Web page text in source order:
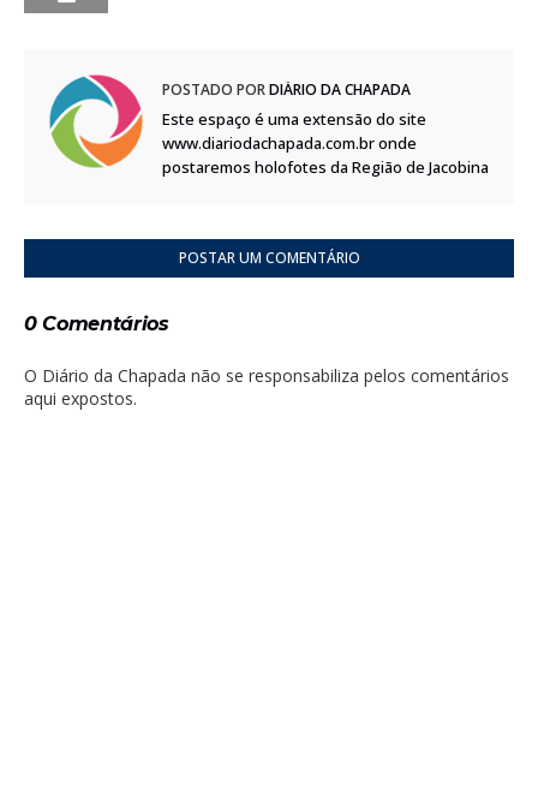
POSTADO PORDIÁRIO DA CHAPADA
Este espaço é uma extensão do site
www.diariodachapada.com.br onde
postaremos holofotes da Região de Jacobina
POSTAR UM COMENTÁRIO
0 Comentários
O Diário da Chapada não se responsabiliza pelos comentários
aqui expostos.